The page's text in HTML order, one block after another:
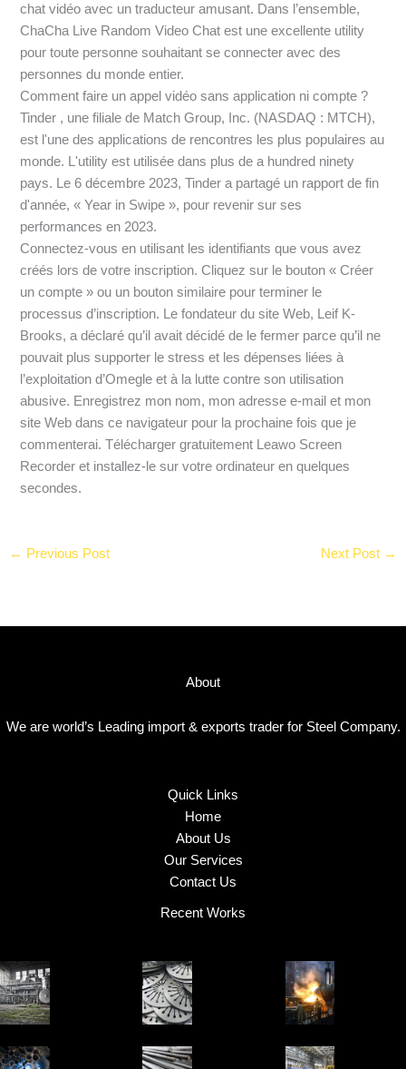
chat vidéo avec un traducteur amusant. Dans l’ensemble,
ChaCha Live Random Video Chat est une excellente utility
pour toute personne souhaitant se connecter avec des
personnes du monde entier.
Comment faire un appel vidéo sans application ni compte ?
Tinder , une filiale de Match Group, Inc. (NASDAQ : MTCH),
est l'une des applications de rencontres les plus populaires au
monde. L'utility est utilisée dans plus de a hundred ninety
pays. Le 6 décembre 2023, Tinder a partagé un rapport de fin
d'année, « Year in Swipe », pour revenir sur ses
performances en 2023.
Connectez-vous en utilisant les identifiants que vous avez
créés lors de votre inscription. Cliquez sur le bouton « Créer
un compte » ou un bouton similaire pour terminer le
processus d’inscription. Le fondateur du site Web, Leif K-
Brooks, a déclaré qu’il avait décidé de le fermer parce qu’il ne
pouvait plus supporter le stress et les dépenses liées à
l’exploitation d’Omegle et à la lutte contre son utilisation
abusive. Enregistrez mon nom, mon adresse e-mail et mon
site Web dans ce navigateur pour la prochaine fois que je
commenterai. Télécharger gratuitement Leawo Screen
Recorder et installez-le sur votre ordinateur en quelques
secondes.
← Previous Post Next Post →
About
We are world’s Leading import & exports trader for Steel Company.
Quick Links
Home
About Us
Our Services
Contact Us
Recent Works